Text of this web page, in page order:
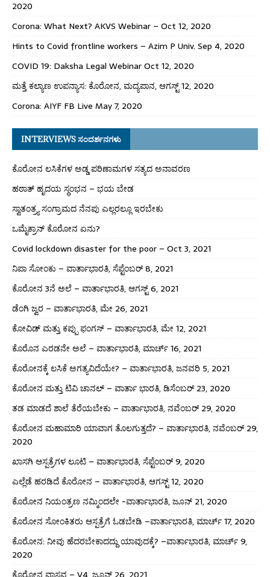
2020
Corona: What Next? AKVS Webinar – Oct 12, 2020
Hints to Covid frontline workers – Azim P Univ. Sep 4, 2020
COVID 19: Daksha Legal Webinar Oct 12, 2020
ಮತ್ತೆ ಕಲ್ಯಾಣ ಉಪನ್ಯಾಸ: ಕೊರೋನ, ಮದ್ಯಪಾನ, ಆಗಸ್ಟ್ 12, 2020
Corona: AIYF FB Live May 7, 2020
INTERVIEWS ಸಂದರ್ಶನಗಳು
ಕೊರೋನ ಲಸಿಕೆಗಳ ಅಡ್ಡ ಪರಿಣಾಮಗಳ ಸತ್ಯದ ಅನಾವರಣ
ಹಠಾತ್ ಹೃದಯ ಸ್ಥಂಭನ – ಭಯ ಬೇಡ
ಸ್ವಾತಂತ್ರ್ಯ ಸಂಗ್ರಾಮದ ನೆನಪು ಎಲ್ಲರಲ್ಲೂ ಇರಬೇಕು
ಒಮೈಕ್ರಾನ್ ಕೊರೋನ ಏನು?
Covid lockdown disaster for the poor – Oct 3, 2021
ನಿಪಾ ಸೋಂಕು – ವಾರ್ತಾಭಾರತಿ, ಸೆಪ್ಟೆಂಬರ್ 8, 2021
ಕೊರೋನ 3ನೆ ಅಲೆ – ವಾರ್ತಾಭಾರತಿ, ಆಗಸ್ಟ್ 6, 2021
ಡೆಂಗಿ ಜ್ವರ – ವಾರ್ತಾಭಾರತಿ, ಮೇ 26, 2021
ಕೋವಿಡ್ ಮತ್ತು ಕಪ್ಪು ಫಂಗಸ್ – ವಾರ್ತಾಭಾರತಿ, ಮೇ 12, 2021
ಕೊರೊನ ಎರಡನೇ ಅಲೆ – ವಾರ್ತಾಭಾರತಿ, ಮಾರ್ಚ್ 16, 2021
ಕೊರೋನಕ್ಕೆ ಲಸಿಕೆ ಅಗತ್ಯವಿದೆಯೇ? – ವಾರ್ತಾಭಾರತಿ, ಜನವರಿ 5, 2021
ಕೊರೋನ ಮತ್ತು ಟಿವಿ ಚಾನಲ್ – ವಾರ್ತಾ ಭಾರತಿ, ಡಿಸೆಂಬರ್ 23, 2020
ತಡ ಮಾಡದೆ ಶಾಲೆ ತೆರೆಯಬೇಕು – ವಾರ್ತಾಭಾರತಿ, ನವೆಂಬರ್ 29, 2020
ಕೊರೋನ ಮಹಾಮಾರಿ ಯಾವಾಗ ತೊಲಗುತ್ತದೆ? – ವಾರ್ತಾಭಾರತಿ, ನವೆಂಬರ್ 29,
2020
ಖಾಸಗಿ ಆಸ್ಪತ್ರೆಗಳ ಲೂಟಿ – ವಾರ್ತಾಭಾರತಿ, ಸೆಪ್ಟೆಂಬರ್ 9, 2020
ಎಲ್ಲೆಡೆ ಹರಡಿದೆ ಕೊರೋನ – ವಾರ್ತಾಭಾರತಿ, ಆಗಸ್ಟ್ 12, 2020
ಕೊರೋನ ನಿಯಂತ್ರಣ ನಮ್ಮಿಂದಲೇ -ವಾರ್ತಾಭಾರತಿ, ಜೂನ್ 21, 2020
ಕೊರೋನ ಸೋಂಕಿತರು ಆಸ್ಪತ್ರೆಗೆ ಓಡಬೇಡಿ –ವಾರ್ತಾಭಾರತಿ, ಮಾರ್ಚ್ 17, 2020
ಕೊರೋನ: ನೀವು ಹೆದರಬೇಕಾದದ್ದು ಯಾವುದಕ್ಕೆ? –ವಾರ್ತಾಭಾರತಿ, ಮಾರ್ಚ್ 9,
2020